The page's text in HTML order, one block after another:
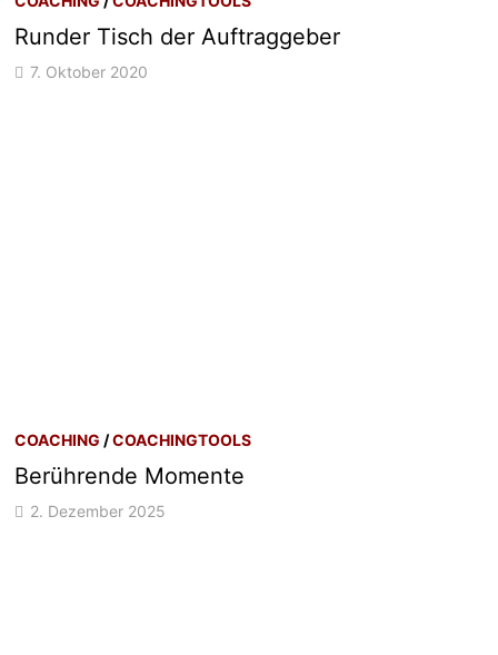
Runder Tisch der Auftraggeber
7. Oktober 2020
COACHING /COACHINGTOOLS
Berührende Momente
2. Dezember 2025